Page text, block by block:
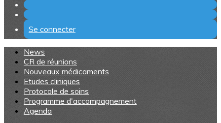
Se connecter
News
CR de réunions
Nouveaux médicaments
Etudes cliniques
Protocole de soins
Programme d'accompagnement
Agenda